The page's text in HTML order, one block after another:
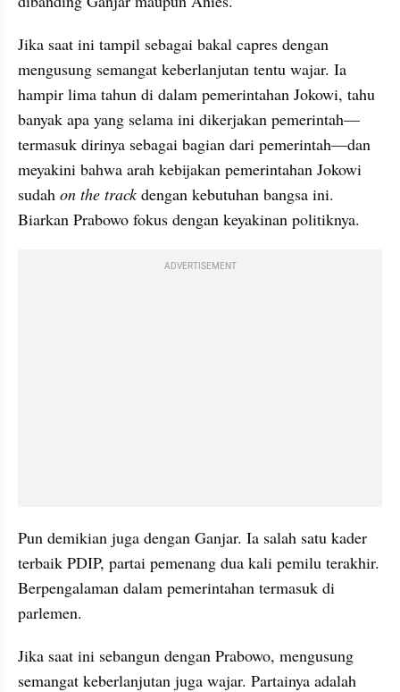
Jika saat ini tampil sebagai bakal capres dengan
mengusung semangat keberlanjutan tentu wajar. Ia
hampir lima tahun di dalam pemerintahan Jokowi, tahu
banyak apa yang selama ini dikerjakan pemerintah—
termasuk dirinya sebagai bagian dari pemerintah—dan
meyakini bahwa arah kebijakan pemerintahan Jokowi
sudah on the track dengan kebutuhan bangsa ini.
Biarkan Prabowo fokus dengan keyakinan politiknya.
ADVERTISEMENT
Pun demikian juga dengan Ganjar. Ia salah satu kader
terbaik PDIP, partai pemenang dua kali pemilu terakhir.
Berpengalaman dalam pemerintahan termasuk di
parlemen.
Jika saat ini sebangun dengan Prabowo, mengusung
semangat keberlanjutan juga wajar. Partainya adalah